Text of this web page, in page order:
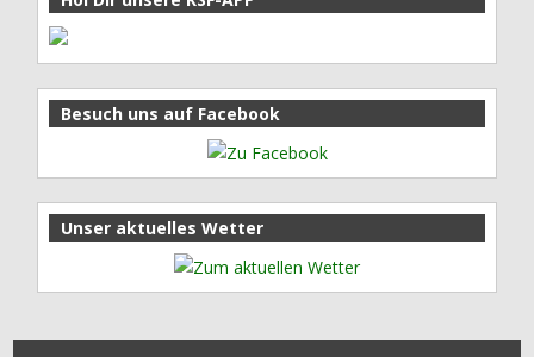
Besuch uns auf Facebook
Unser aktuelles Wetter